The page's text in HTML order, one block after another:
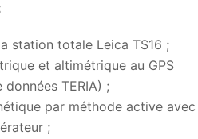
station totale Leica TS16 ;
et altimétrique au GPS
données TERIA) ;
par méthode active avec
;